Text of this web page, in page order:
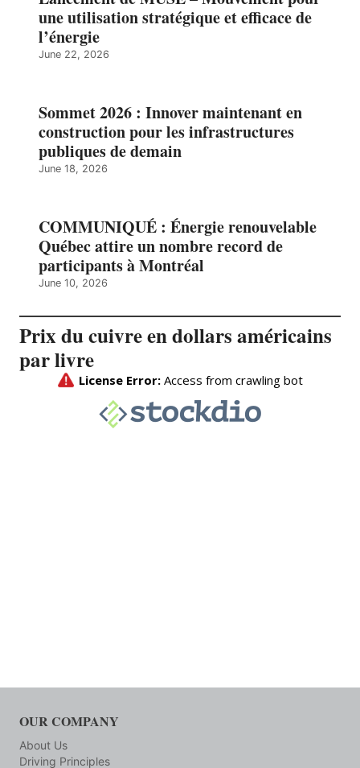
une utilisation stratégique et efficace de
l’énergie
June 22, 2026
Sommet 2026 : Innover maintenant en
construction pour les infrastructures
publiques de demain
June 18, 2026
COMMUNIQUÉ : Énergie renouvelable
Québec attire un nombre record de
participants à Montréal
June 10, 2026
Prix du cuivre en dollars américains
par livre
OUR COMPANY
About Us
Driving Principles